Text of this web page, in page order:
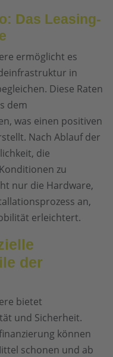
Das Leasing-
ermöglicht es
in
Diese Raten
dem
was einen positiven
Nach Ablauf der
die
zu
nur die Hardware,
an,
erleichtert.
der
bietet
und Sicherheit.
können
schonen und ab